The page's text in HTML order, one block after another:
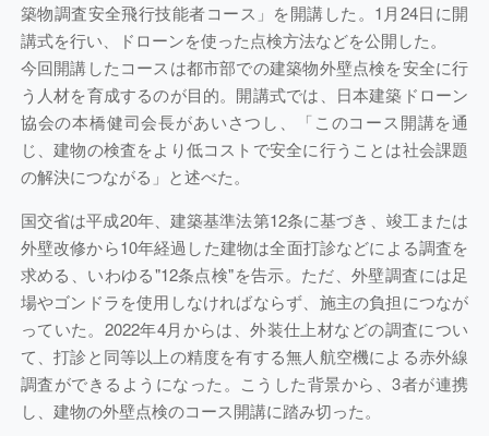
築物調査安全飛行技能者コース」を開講した。1月24日に開
講式を行い、ドローンを使った点検方法などを公開した。
今回開講したコースは都市部での建築物外壁点検を安全に行
う人材を育成するのが目的。開講式では、日本建築ドローン
協会の本橋健司会長があいさつし、「このコース開講を通
じ、建物の検査をより低コストで安全に行うことは社会課題
の解決につながる」と述べた。
国交省は平成20年、建築基準法第12条に基づき、竣工または
外壁改修から10年経過した建物は全面打診などによる調査を
求める、いわゆる"12条点検"を告示。ただ、外壁調査には足
場やゴンドラを使用しなければならず、施主の負担につなが
っていた。2022年4月からは、外装仕上材などの調査につい
て、打診と同等以上の精度を有する無人航空機による赤外線
調査ができるようになった。こうした背景から、3者が連携
し、建物の外壁点検のコース開講に踏み切った。